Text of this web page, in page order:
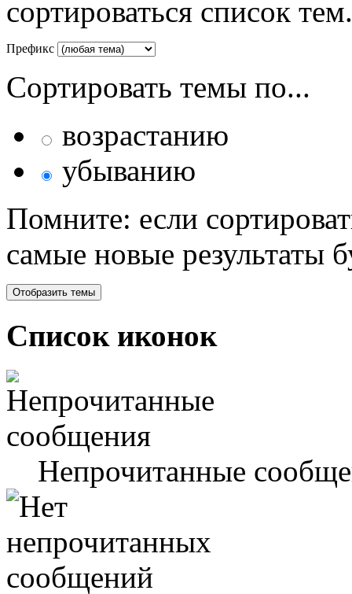
сортироваться список тем.
Префикс
Сортировать темы по...
возрастанию
убыванию
Помните: если
самые новые результаты
Список иконок
Непрочитанные